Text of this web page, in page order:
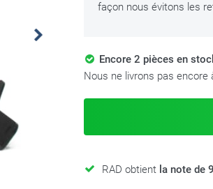
façon nous évitons les
Encore 2 pièces en
Nous ne livrons pas
RAD obtient la note de